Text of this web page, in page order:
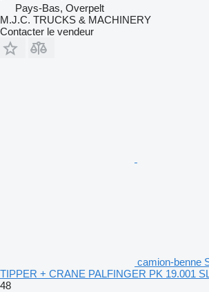
Pays-Bas, Overpelt
M.J.C. TRUCKS & MACHINERY
Contacter le vendeur
camion-benne
TIPPER + CRANE PALFINGER PK 19.001
48